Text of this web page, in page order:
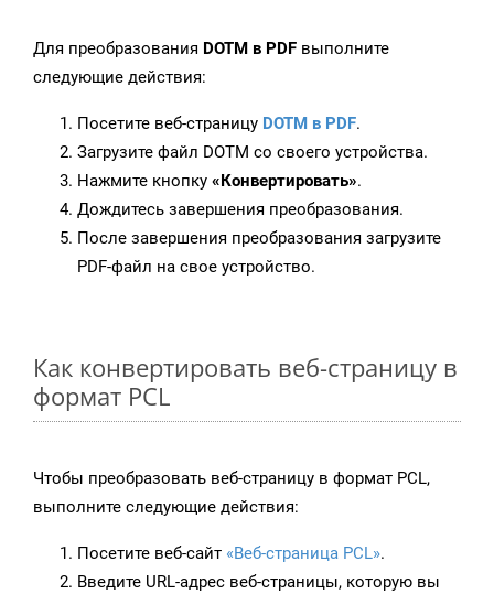
Для преобразования DOTM в PDF выполните
следующие действия:
Посетите веб-страницу DOTM в PDF.
Загрузите файл DOTM со своего устройства.
Нажмите кнопку «Конвертировать».
Дождитесь завершения преобразования.
После завершения преобразования загрузите
PDF-файл на свое устройство.
Как конвертировать веб-страницу в
формат PCL
Чтобы преобразовать веб-страницу в формат PCL,
выполните следующие действия:
Посетите веб-сайт «Веб-страница PCL».
Введите URL-адрес веб-страницы, которую вы